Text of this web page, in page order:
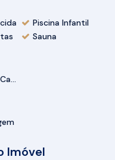
Piscina Infantil
Sauna
Imóvel